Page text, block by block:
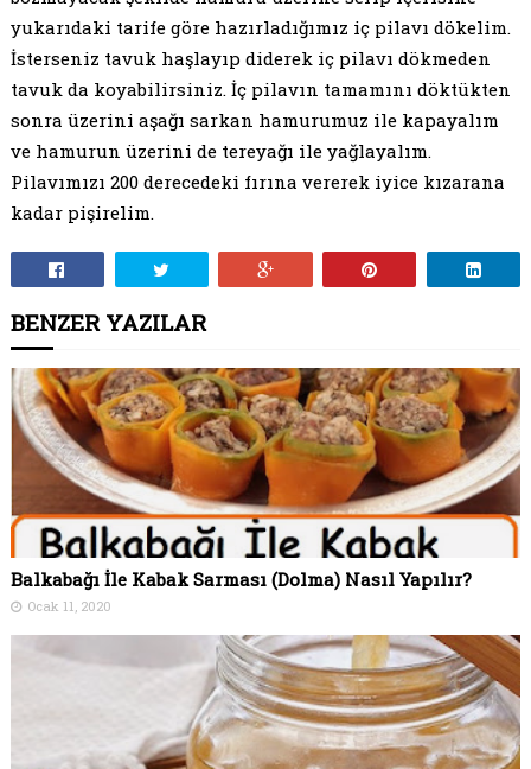
yukarıdaki tarife göre hazırladığımız iç pilavı dökelim.
İsterseniz tavuk haşlayıp diderek iç pilavı dökmeden
tavuk da koyabilirsiniz. İç pilavın tamamını döktükten
sonra üzerini aşağı sarkan hamurumuz ile kapayalım
ve hamurun üzerini de tereyağı ile yağlayalım.
Pilavımızı 200 derecedeki fırına vererek iyice kızarana
kadar pişirelim.
BENZER YAZILAR
Balkabağı İle Kabak Sarması (Dolma) Nasıl Yapılır?
Ocak 11, 2020